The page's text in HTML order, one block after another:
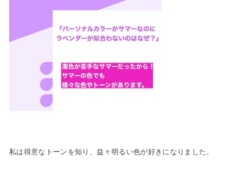
私は得意なトーンを知り、益々明るい色が好きになりました。